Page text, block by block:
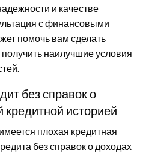
и качестве
с финансовыми
помочь вам сделать
наилучшие условия
без справок о
кредитной историей
плохая кредитная
без справок о доходах